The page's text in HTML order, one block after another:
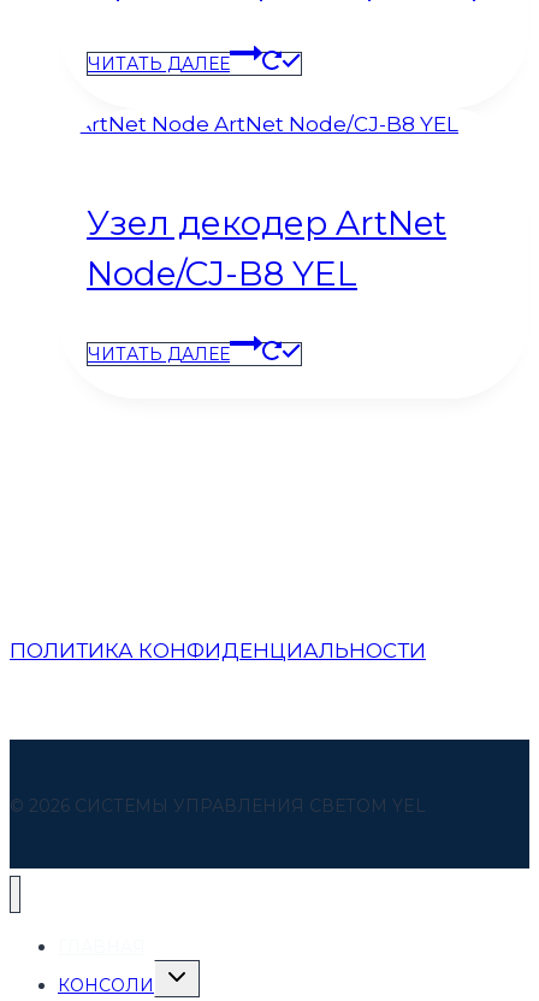
ЧИТАТЬ ДАЛЕЕ
Узел декодер ArtNet
Node/CJ-B8 YEL
ЧИТАТЬ ДАЛЕЕ
ПОЛИТИКА КОНФИДЕНЦИАЛЬНОСТИ
© 2026 СИСТЕМЫ УПРАВЛЕНИЯ СВЕТОМ YEL
КОНСОЛИ
ПЕРЕКЛЮЧИТЬ